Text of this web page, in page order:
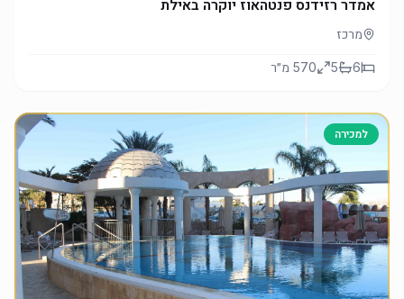
אמדר רזידנס פנטהאוז יוקרה באילת
מרכז
6
5
570 מ״ר
למכירה